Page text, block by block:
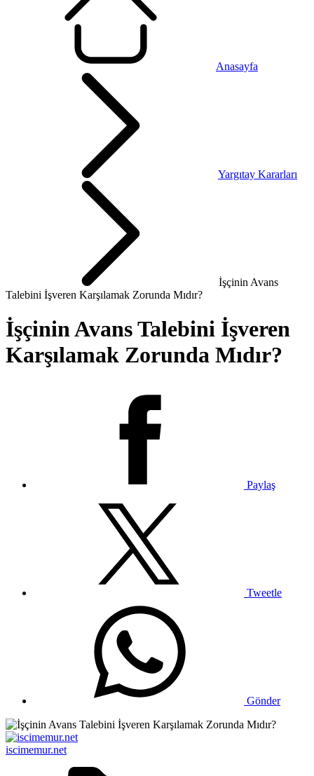
Anasayfa
Yargıtay Kararları
İşçinin Avans
Talebini İşveren Karşılamak Zorunda Mıdır?
İşçinin Avans Talebini İşveren
Karşılamak Zorunda Mıdır?
Paylaş
Tweetle
Gönder
iscimemur.net